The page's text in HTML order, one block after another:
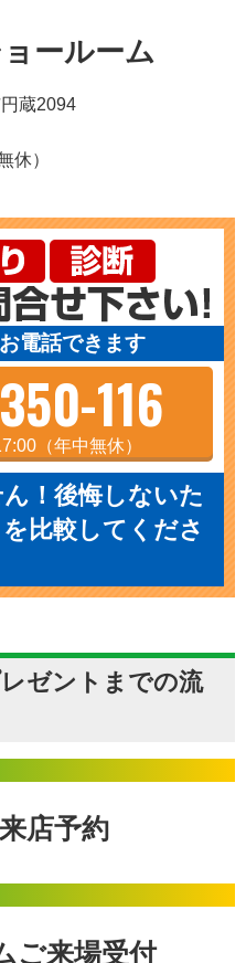
ールーム
蔵2094
休）
電話できます
116
（年中無休）
！後悔しないた
比較してくださ
ゼントまでの流
店予約
ご来場受付